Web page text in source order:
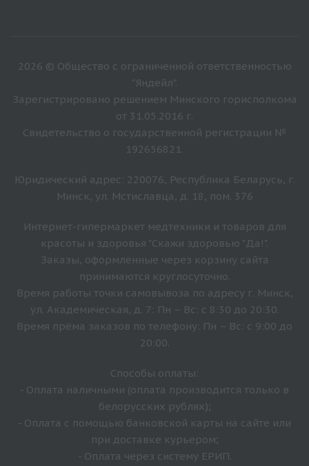
2026 © Общество с ограниченной ответственностью
"Яндейл".
Зарегистрировано решением Минского горисполкома
от 31.05.2016 г.
Свидетельство о государственной регистрации №
192656821.
Юридический адрес: 220076, Республика Беларусь, г.
Минск, ул. Мстиславца, д. 18, пом. 376
Интернет-гипермаркет медтехники и товаров для
красоты и здоровья "Скажи здоровью "Да!".
Заказы, оформленные через корзину сайта
принимаются круглосуточно.
Время работы точки самовывоза по адресу г. Минск,
ул. Академическая, д. 7: Пн – Вс: с 8:30 до 20:30.
Время прёма заказов по телефону: Пн – Вс: с 9:00 до
20:00.
Способы оплаты:
- Оплата наличными (оплата производится только в
белорусских рублях);
- Оплата с помощью банковской карты на сайте или
при доставке курьером;
- Оплата через систему ЕРИП.